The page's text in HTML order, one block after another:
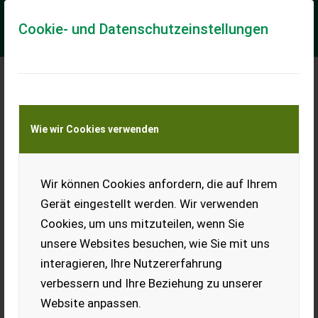
Cookie- und Datenschutzeinstellungen
Wie wir Cookies verwenden
Wir können Cookies anfordern, die auf Ihrem
Gerät eingestellt werden. Wir verwenden
Cookies, um uns mitzuteilen, wenn Sie
unsere Websites besuchen, wie Sie mit uns
interagieren, Ihre Nutzererfahrung
verbessern und Ihre Beziehung zu unserer
Website anpassen.
Meine Transportkostenanfrage
Transport von Land- und Baumaschinen –
KEINE Tiertransporte
Greentec LRS 1402 Astsäge für Ausleger
/Bagger
Radlader /Traktor-Aktionsangebot-
VOGT Profitechnik aus Schmallenberg – Ihr führender
Anbieter für professionelle Landschaftspflegetechnik =
EUR 0